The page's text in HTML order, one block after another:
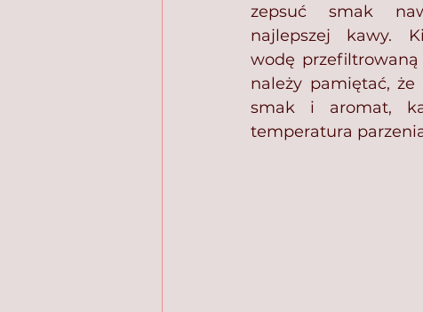
zepsuć smak
najlepszej kawy.
wodę
należy pamiętać,
smak i aromat,
temperatura